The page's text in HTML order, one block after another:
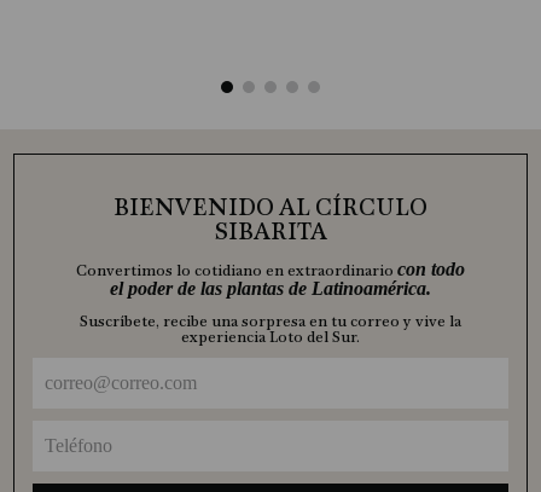
BIENVENIDO AL CÍRCULO
SIBARITA
Convertimos lo cotidiano en extraordinario con todo
el poder de las plantas de Latinoamérica.
Suscríbete, recibe una sorpresa en tu correo y vive la
experiencia Loto del Sur.